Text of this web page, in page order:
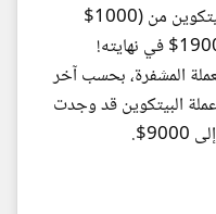
في عام 2017 وحده، ارتفع سعر البيتكوين من (1000$
المشفرة، بحسب آخر
2019، يبدو أن عملة البيتكوين قد وجدت